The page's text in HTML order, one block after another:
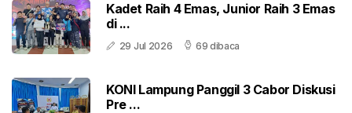
Kadet Raih 4 Emas, Junior Raih 3 Emas
di ...
29 Jul 2026 69 dibaca
KONI Lampung Panggil 3 Cabor Diskusi
Pre ...